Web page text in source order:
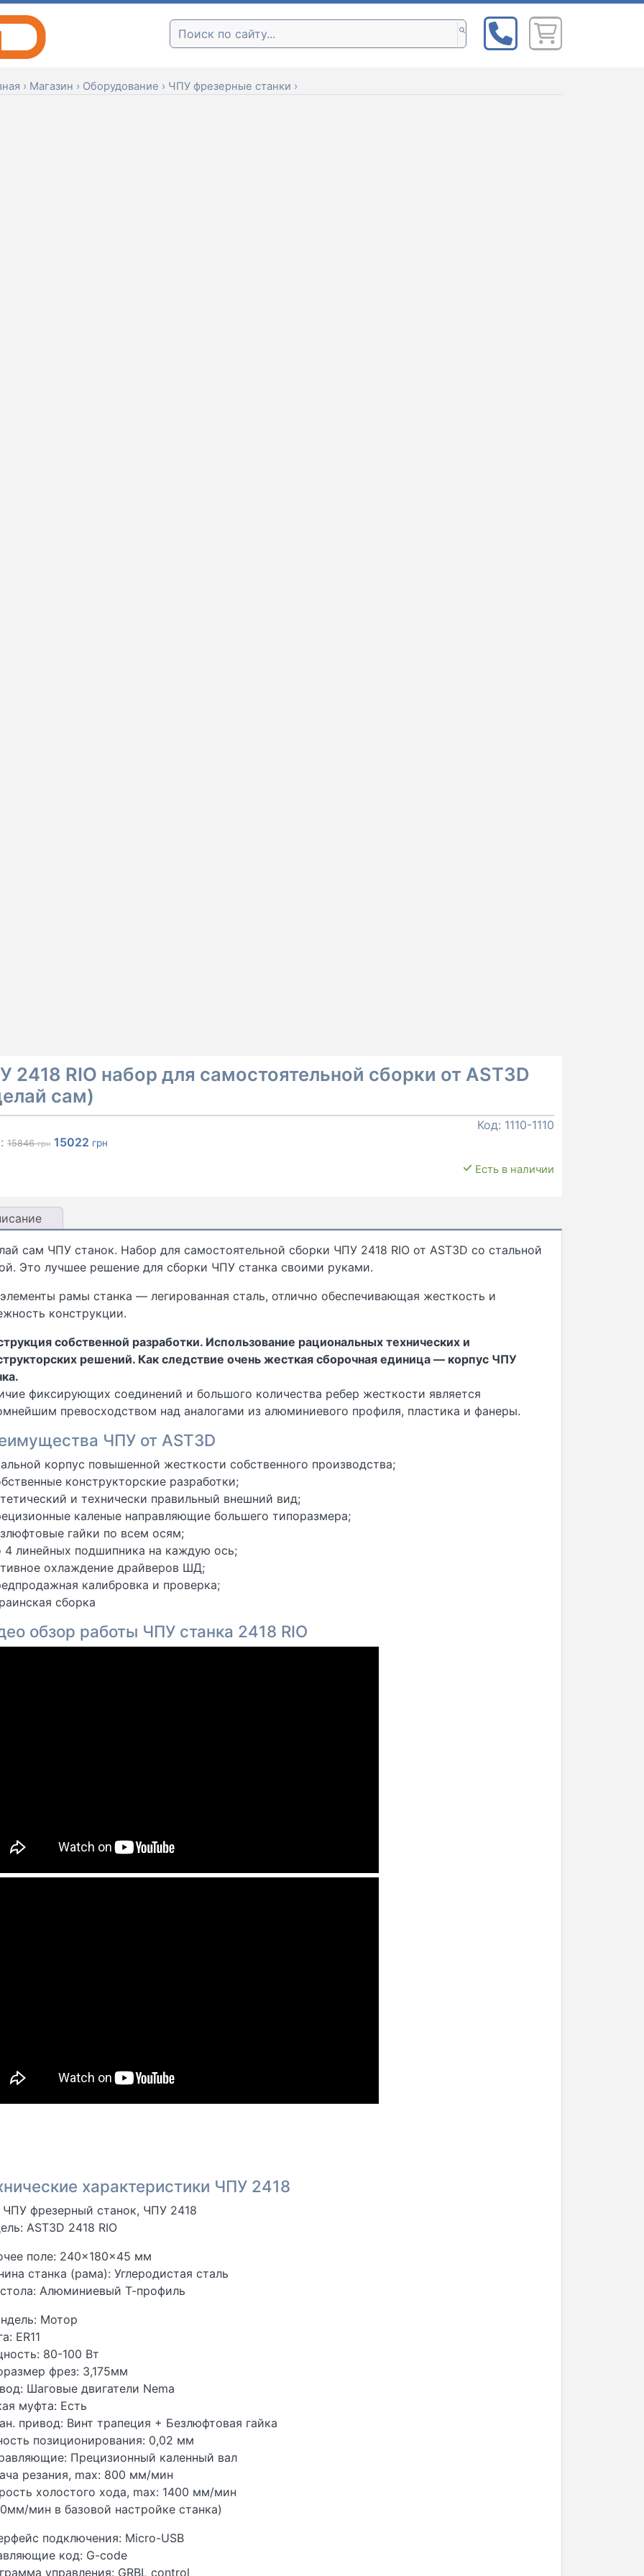
Поиск:
› Магазин › Оборудование › ЧПУ фрезерные станки ›
2418 RIO набор для самостоятельной сборки от AST3D
сам)
Код: 1110-1110
15846грн Первоначальная
15022 грн
Есть в наличии
сам ЧПУ станок. Набор для самостоятельной сборки ЧПУ 2418 RIO от AST3D со стальной
Это лучшее решение для сборки ЧПУ станка своими руками.
рамы станка — легированная сталь, отлично обеспечивающая жесткость и
конструкции.
собственной разработки. Использование рациональных технических и
решений. Как следствие очень жесткая сборочная единица — корпус ЧПУ
фиксирующих соединений и большого количества ребер жесткости является
превосходством над аналогами из алюминиевого профиля, пластика и фанеры.
ЧПУ от AST3D
корпус повышенной жесткости собственного производства;
конструкторские разработки;
и технически правильный внешний вид;
каленые направляющие большего типоразмера;
гайки по всем осям;
4 линейных подшипника на каждую ось;
охлаждение драйверов ШД;
калибровка и проверка;
сборка
обзор работы ЧПУ станка 2418 RIO
характеристики ЧПУ 2418
ЧПУ фрезерный станок, ЧПУ 2418
AST3D 2418 RIO
поле: 240×180×45 мм
станка (рама): Углеродистая сталь
Алюминиевый Т-профиль
Мотор
ER11
80-100 Вт
фрез: 3,175мм
Шаговые двигатели Nema
муфта: Есть
привод: Винт трапеция + Безлюфтовая гайка
позиционирования: 0,02 мм
Прецизионный каленный вал
резания, max: 800 мм/мин
холостого хода, max: 1400 мм/мин
мин в базовой настройке станка)
подключения: Micro-USB
код: G-code
управления: GRBL control